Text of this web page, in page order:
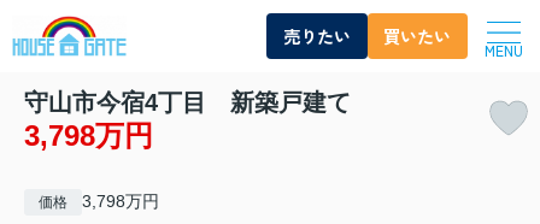
売りたい 買いたい
MENU
守山市今宿4丁目 新築戸建て
3,798万円
価格 3,798万円